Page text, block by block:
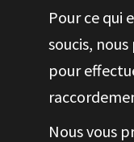
Pour ce qui
soucis,
pour
Nous vous